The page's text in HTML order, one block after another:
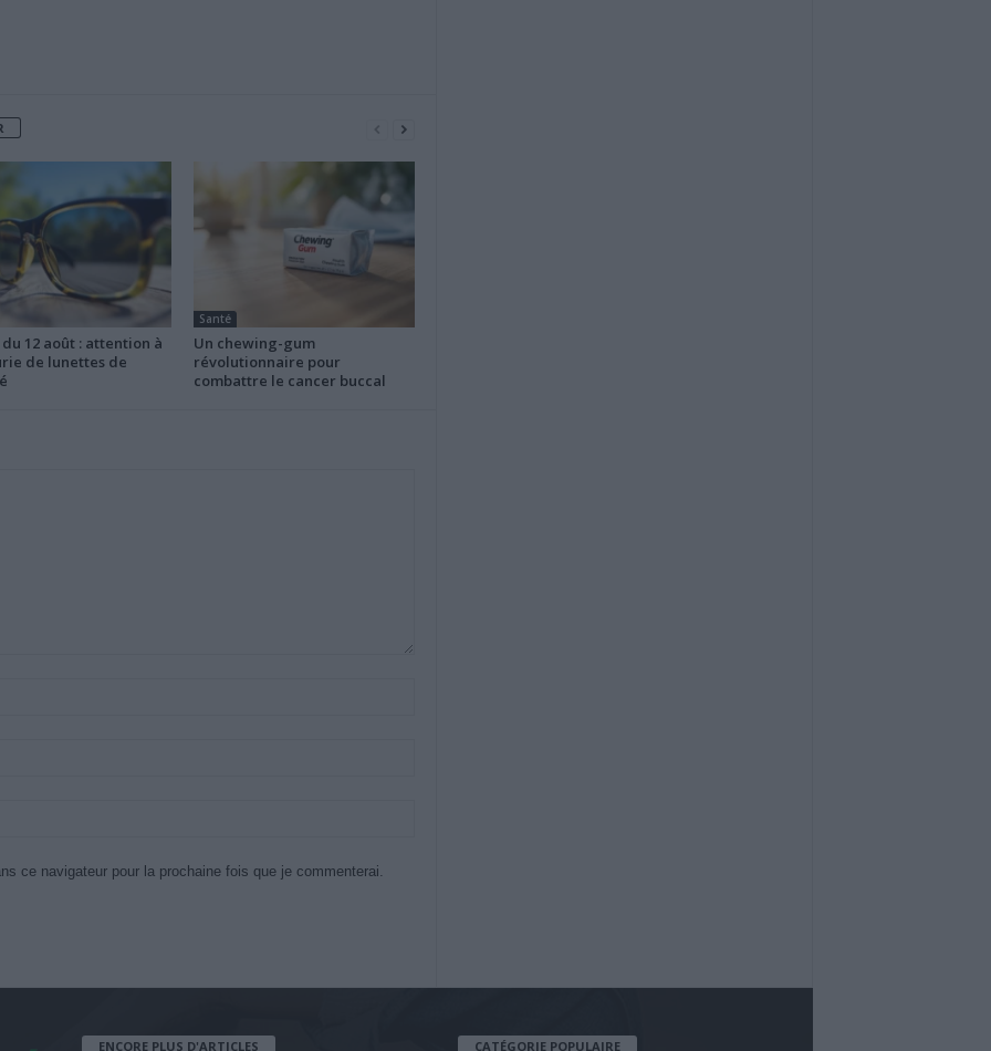
du 12 août : attention à
de lunettes de
Santé
Un chewing-gum
révolutionnaire pour
combattre le cancer buccal
ce navigateur pour la prochaine fois que je commenterai.
ENCORE PLUS D'ARTICLES CATÉGORIE POPULAIRE